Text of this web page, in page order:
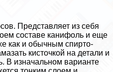
Представляет из себя
составе канифоль и еще
как и обычным спирто-
кисточкой на детали и
В изначальном варианте